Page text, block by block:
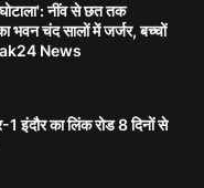
नींव से छत तक
भवन चंद सालों में जर्जर, बच्चों
News
1 इंदौर का लिंक रोड 8 दिनों से